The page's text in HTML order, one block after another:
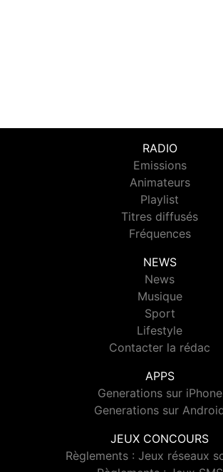
RADIO
Emissions
Animateurs
Playlist
Titres diffusés
Fréquences
NEWS
News
Musique
Sport
Lifestyle
Contacter la rédac
APPS
Generations sur iPhone
Generations sur
JEUX CONCOURS
Règlements : Jeux réseaux